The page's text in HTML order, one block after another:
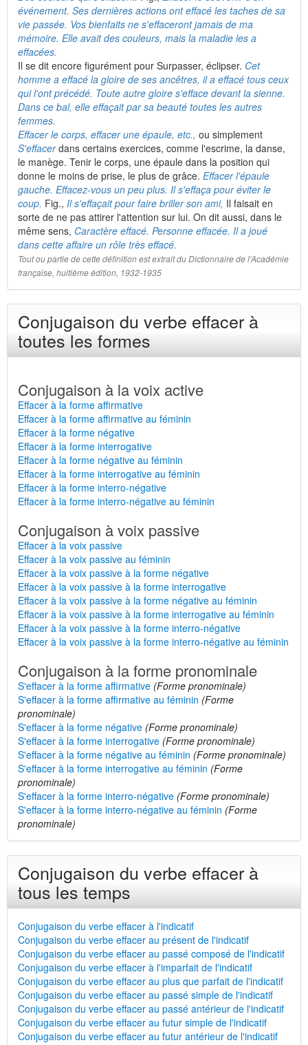
événement. Ses dernières actions ont effacé les taches de sa
vie passée. Vos bienfaits ne s'effaceront jamais de ma
mémoire. Elle avait des couleurs, mais la maladie les a
effacées.
Il se dit encore figurément pour Surpasser, éclipser. Cet
homme a effacé la gloire de ses ancêtres, il a effacé tous ceux
qui l'ont précédé. Toute autre gloire s'efface devant la sienne.
Dans ce bal, elle effaçait par sa beauté toutes les autres
femmes.
Effacer le corps, effacer une épaule, etc., ou simplement
S'effacerdans certains exercices, comme l'escrime, la danse,
le manège. Tenir le corps, une épaule dans la position qui
donne le moins de prise, le plus de grâce. Effacer l'épaule
gauche. Effacez-vous un peu plus. Il s'effaça pour éviter le
coup. Fig., Il s'effaçait pour faire briller son ami, Il faisait en
sorte de ne pas attirer l'attention sur lui. On dit aussi, dans le
même sens, Caractère effacé. Personne effacée. Il a joué
dans cette affaire un rôle très effacé.
Tout ou partie de cette définition est extrait du Dictionnaire de l'Académie
française, huitième édition, 1932-1935
Conjugaison du verbe effacer à
toutes les formes
Conjugaison à la voix active
Effacer à la forme affirmative
Effacer à la forme affirmative au féminin
Effacer à la forme négative
Effacer à la forme interrogative
Effacer à la forme négative au féminin
Effacer à la forme interrogative au féminin
Effacer à la forme interro-négative
Effacer à la forme interro-négative au féminin
Conjugaison à voix passive
Effacer à la voix passive
Effacer à la voix passive au féminin
Effacer à la voix passive à la forme négative
Effacer à la voix passive à la forme interrogative
Effacer à la voix passive à la forme négative au féminin
Effacer à la voix passive à la forme interrogative au féminin
Effacer à la voix passive à la forme interro-négative
Effacer à la voix passive à la forme interro-négative au féminin
Conjugaison à la forme pronominale
S'effacer à la forme affirmative (Forme pronominale)
S'effacer à la forme affirmative au féminin (Forme
pronominale)
S'effacer à la forme négative (Forme pronominale)
S'effacer à la forme interrogative (Forme pronominale)
S'effacer à la forme négative au féminin (Forme pronominale)
S'effacer à la forme interrogative au féminin (Forme
pronominale)
S'effacer à la forme interro-négative (Forme pronominale)
S'effacer à la forme interro-négative au féminin (Forme
pronominale)
Conjugaison du verbe effacer à
tous les temps
Conjugaison du verbe effacer à l'indicatif
Conjugaison du verbe effacer au présent de l'indicatif
Conjugaison du verbe effacer au passé composé de l'indicatif
Conjugaison du verbe effacer à l'imparfait de l'indicatif
Conjugaison du verbe effacer au plus que parfait de l'indicatif
Conjugaison du verbe effacer au passé simple de l'indicatif
Conjugaison du verbe effacer au passé antérieur de l'indicatif
Conjugaison du verbe effacer au futur simple de l'indicatif
Conjugaison du verbe effacer au futur antérieur de l'indicatif